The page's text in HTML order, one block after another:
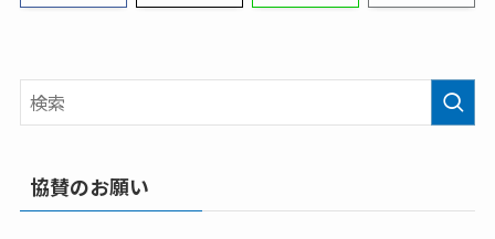
協賛のお願い